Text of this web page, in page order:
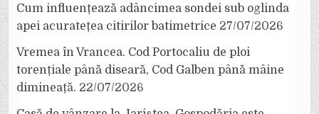
Cum influențează adâncimea sondei sub oglinda
apei acuratețea citirilor batimetrice 27/07/2026
Vremea în Vrancea. Cod Portocaliu de ploi
torențiale până diseară, Cod Galben până mâine
dimineață. 22/07/2026